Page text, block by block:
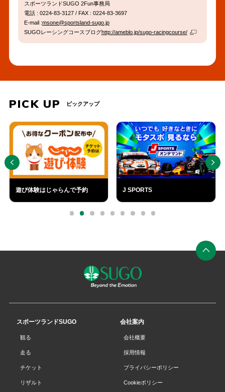
スポーツランドSUGO 2Fun事務局
電話 : 0224-83-3127 / FAX : 0224-83-3697
E-mail :msone@sportsland-sugo.jpメ
ー
SUGOレーシングコースブログhttp://ameblo.jp/sugo-racingcourse/外
PICK UP ピックアップ
J SPORTS
外
0 1 2 3 4 5 6 7 8
PREV NEXT
の
スポーツランドSUGO
観る
走る
チケット
リザルト
会社案内
会社概要
採用情報
プライバシーポリシー
Cookieポリシー